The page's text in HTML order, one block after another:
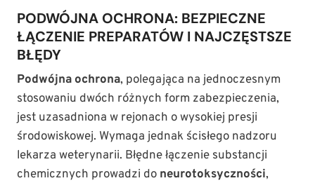
PODWÓJNA OCHRONA: BEZPIECZNE
ŁĄCZENIE PREPARATÓW I NAJCZĘSTSZE
BŁĘDY
Podwójna ochrona, polegająca na jednoczesnym
stosowaniu dwóch różnych form zabezpieczenia,
jest uzasadniona w rejonach o wysokiej presji
środowiskowej. Wymaga jednak ścisłego nadzoru
lekarza weterynarii. Błędne łączenie substancji
chemicznych prowadzi do neurotoksyczności,